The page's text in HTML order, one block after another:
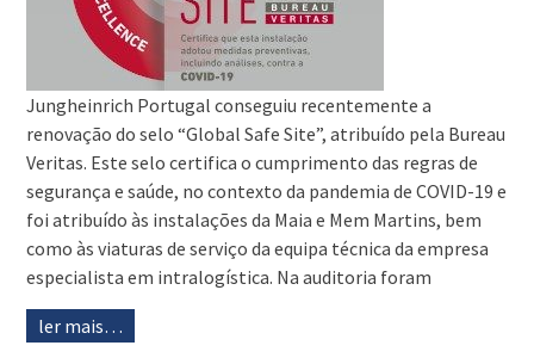
Jungheinrich Portugal conseguiu recentemente a
renovação do selo “Global Safe Site”, atribuído pela Bureau
Veritas. Este selo certifica o cumprimento das regras de
segurança e saúde, no contexto da pandemia de COVID-19 e
foi atribuído às instalações da Maia e Mem Martins, bem
como às viaturas de serviço da equipa técnica da empresa
especialista em intralogística. Na auditoria foram
ler mais…